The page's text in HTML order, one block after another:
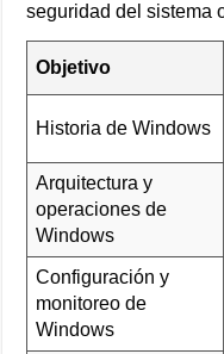
seguridad del sistema
Objetivo
Historia de Windows
Arquitectura y
operaciones de
Windows
Configuración y
monitoreo de
Windows